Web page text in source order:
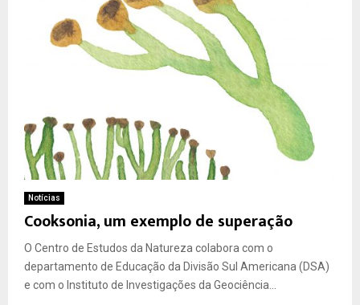
Notícias
Cooksonia, um exemplo de superação
O Centro de Estudos da Natureza colabora com o
departamento de Educação da Divisão Sul Americana (DSA)
e com o Instituto de Investigações da Geociência...